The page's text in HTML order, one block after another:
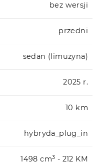
bez wersji
przedni
sedan (limuzyna)
2025 r.
10 km
hybryda_plug_in
1498 cm3 - 212 KM